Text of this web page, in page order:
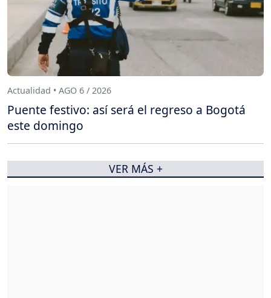
Actualidad • AGO 6 / 2026
Puente festivo: así será el regreso a Bogotá
este domingo
VER MÁS +